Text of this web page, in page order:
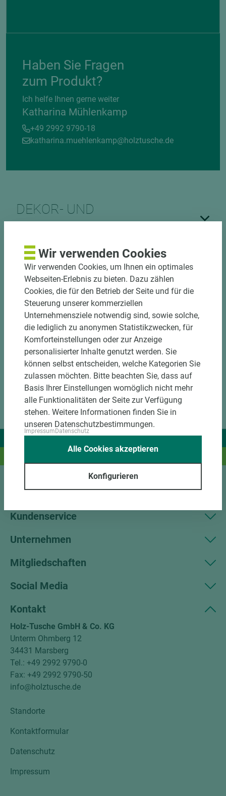
Haben Sie Fragen
zum Produkt?
Ich helfe Ihnen gerne weiter
Katharina Mühlenkamp
+49 2992 9790-18
katharina.muehlenkamp@holztusche.de
DEKOR- UND
MATERIALVERBUND
DOWNLOADS
Wir liefern Ideen.
Sortiment
Kundenservice
Unternehmen
Mitgliedschaften
Social Media
Kontakt
Holz-Tusche GmbH & Co. KG
Unterm Ohmberg 12
34431 Marsberg
Tel.: +49 2992 9790-0
Fax: +49 2992 9790-50
info@holztusche.de
Standorte
Kontaktformular
Datenschutz
Impressum
Wir verwenden Cookies
Wir verwenden Cookies, um Ihnen ein optimales
Webseiten-Erlebnis zu bieten. Dazu zählen
Cookies, die für den Betrieb der Seite und für die
Steuerung unserer kommerziellen
Unternehmensziele notwendig sind, sowie solche,
die lediglich zu anonymen Statistikzwecken, für
Komforteinstellungen oder zur Anzeige
personalisierter Inhalte genutzt werden. Sie
können selbst entscheiden, welche Kategorien Sie
zulassen möchten. Bitte beachten Sie, dass auf
Basis Ihrer Einstellungen womöglich nicht mehr
alle Funktionalitäten der Seite zur Verfügung
stehen. Weitere Informationen finden Sie in
unseren Datenschutzbestimmungen.
ImpressumDatenschutz
Konfigurieren
Alle Cookies akzeptieren